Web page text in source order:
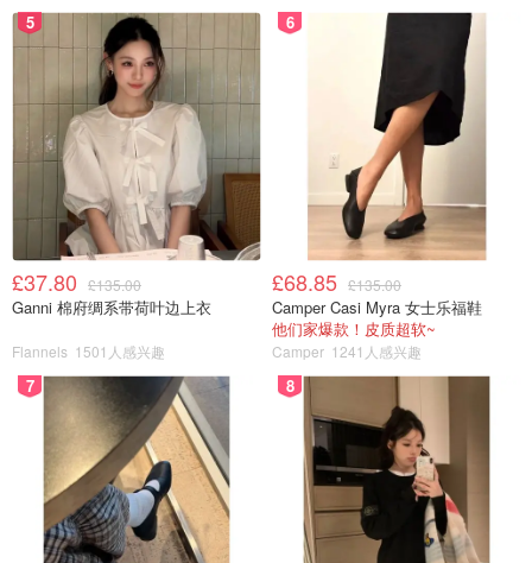
5
£37.80 £135.00
Ganni 棉府绸系带荷叶边上衣
Flannels 1501人感兴趣
6
£68.85 £135.00
Camper Casi Myra 女士乐福鞋
他们家爆款！皮质超软~
Camper 1241人感兴趣
7 8